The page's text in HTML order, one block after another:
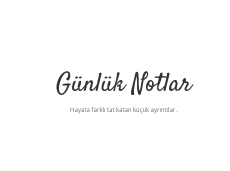
Günlük Notlar
Hayata farklı tat katan küçük ayrıntılar.